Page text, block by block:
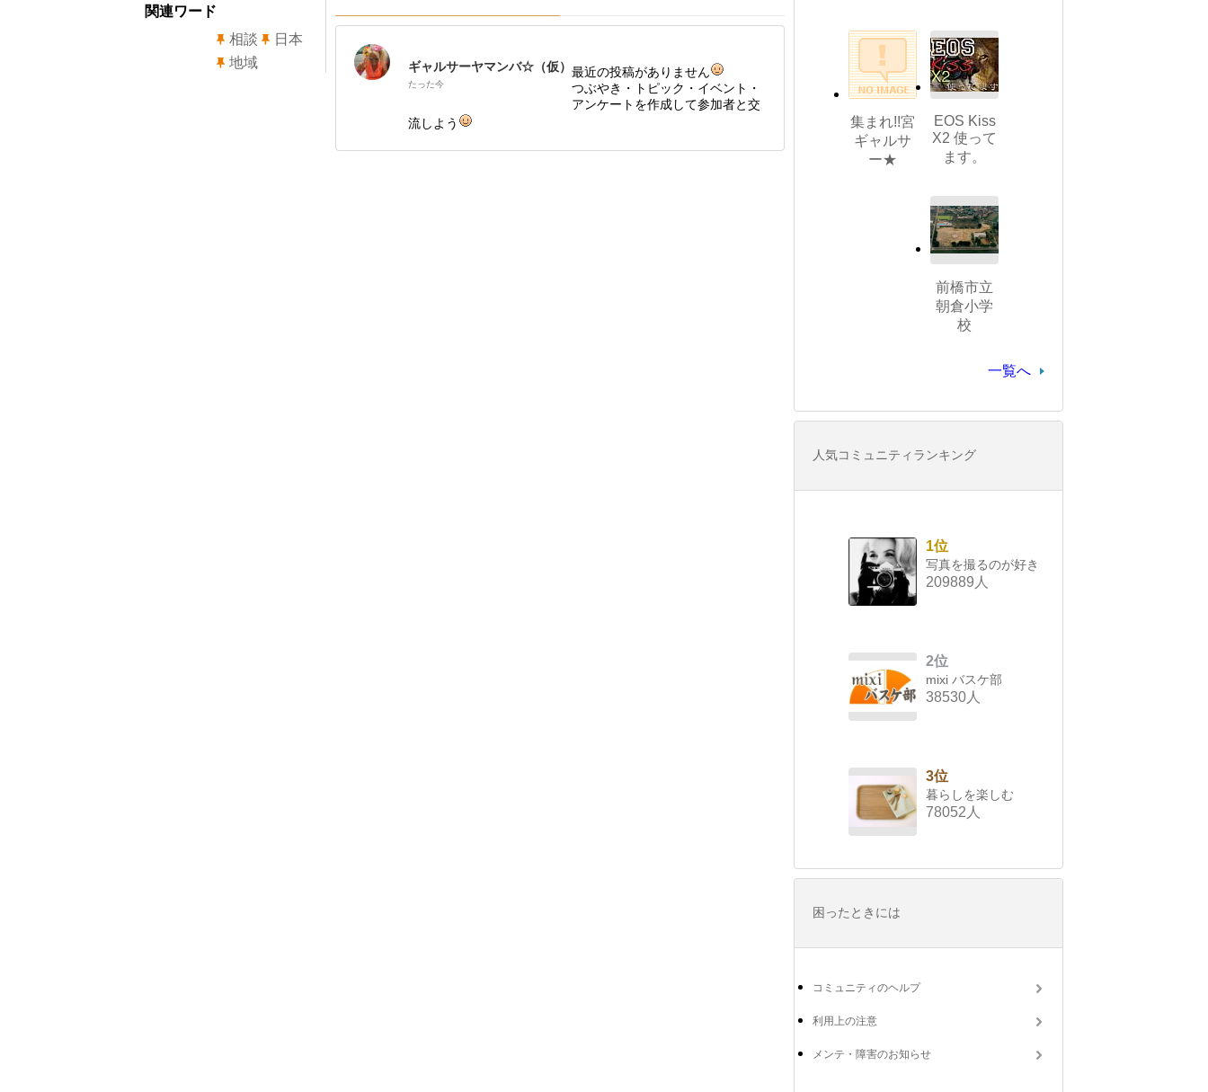
ギャルサーヤマンバ☆（仮）
たった今
最近の投稿がありません
つぶやき・トピック・イベント・
アンケートを作成して参加者と交
流しよう
関連ワード
相談
日本
地域
集まれ!!宮
ギャルサ
ー★
EOS Kiss
X2 使って
ます。
前橋市立
朝倉小学
校
一覧へ
人気コミュニティランキング
1位
写真を撮るのが好き
209889人
2位
mixi バスケ部
38530人
3位
暮らしを楽しむ
78052人
困ったときには
コミュニティのヘルプ
利用上の注意
メンテ・障害のお知らせ